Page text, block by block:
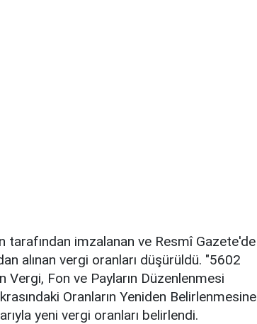
tarafından imzalanan ve Resmî Gazete'de
alınan vergi oranları düşürüldü. "5602
Vergi, Fon ve Payların Düzenlenmesi
Oranların Yeniden Belirlenmesine
yeni vergi oranları belirlendi.